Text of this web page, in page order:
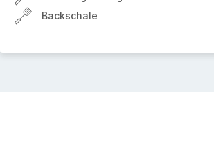
Backschale